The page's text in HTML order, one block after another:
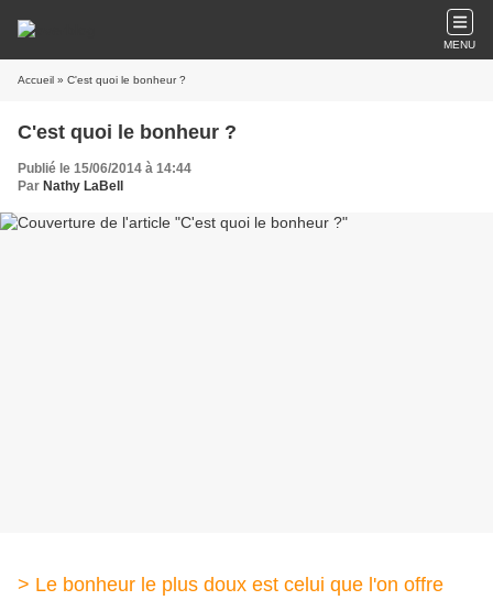
MENU
Accueil » C'est quoi le bonheur ?
C'est quoi le bonheur ?
Publié le 15/06/2014 à 14:44
Par Nathy LaBell
> Le bonheur le plus doux est celui que l'on offre